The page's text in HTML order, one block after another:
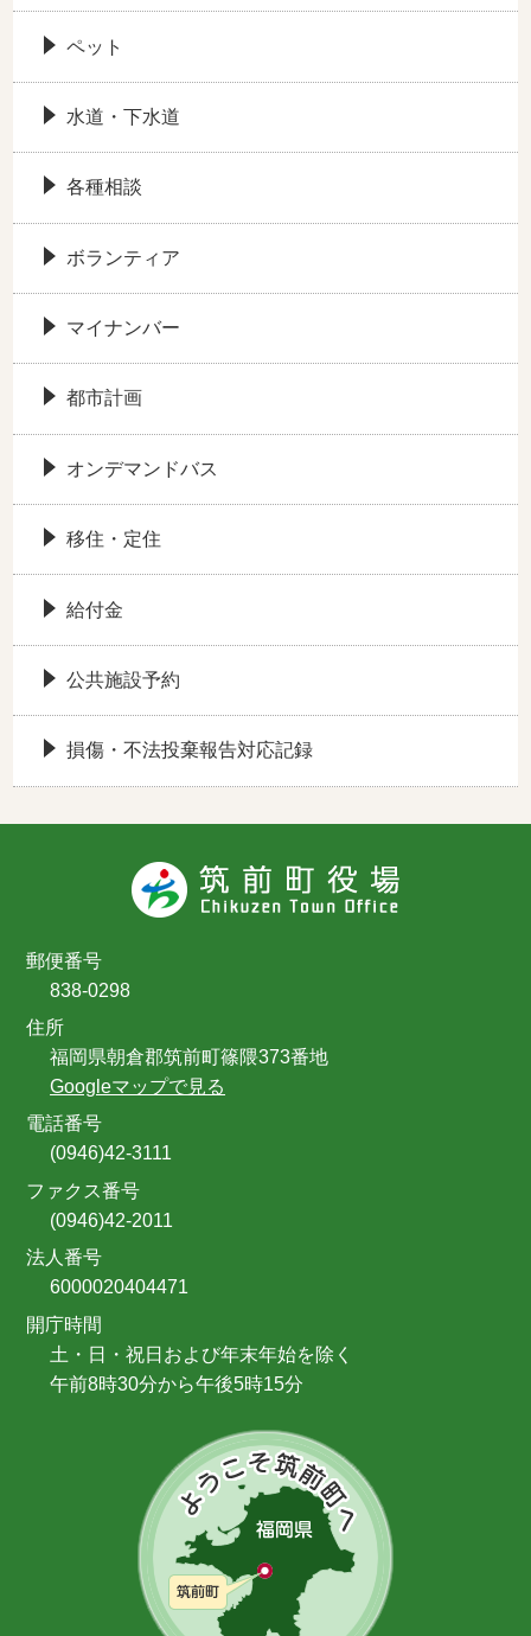
ペット
水道・下水道
各種相談
ボランティア
マイナンバー
都市計画
オンデマンドバス
移住・定住
給付金
公共施設予約
損傷・不法投棄報告対応記録
郵便番号
838-0298
住所
福岡県朝倉郡筑前町篠隈373番地
Googleマップで見る
電話番号
(0946)42-3111
ファクス番号
(0946)42-2011
法人番号
6000020404471
開庁時間
土・日・祝日および年末年始を除く
午前8時30分から午後5時15分